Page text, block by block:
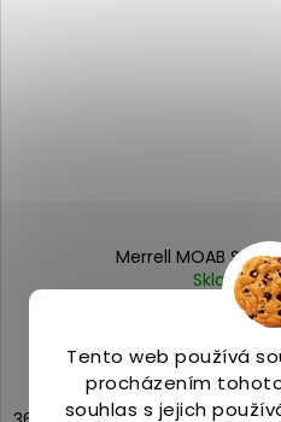
Tento web používá
procházením
souhlas s jejich
Merrell MOAB
Skladem
3 439